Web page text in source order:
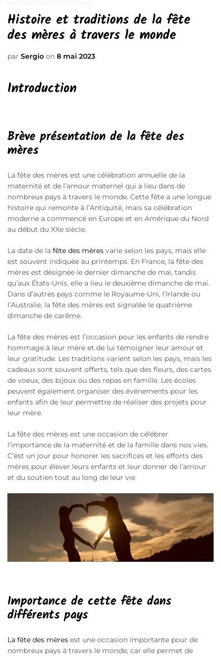
Histoire et traditions de la fête
des mères à travers le monde
par Sergio on 8 mai 2023
Introduction
Brève présentation de la fête des
mères
La fête des mères est une célébration annuelle de la
maternité et de l’amour maternel qui a lieu dans de
nombreux pays à travers le monde. Cette fête a une longue
histoire qui remonte à l’Antiquité, mais sa célébration
moderne a commencé en Europe et en Amérique du Nord
au début du XXe siècle.
La date de la fête des mères varie selon les pays, mais elle
est souvent indiquée au printemps. En France, la fête des
mères est désignée le dernier dimanche de mai, tandis
qu’aux États-Unis, elle a lieu le deuxième dimanche de mai.
Dans d’autres pays comme le Royaume-Uni, l’Irlande ou
l’Australie, la fête des mères est signalée le quatrième
dimanche de carême.
La fête des mères est l’occasion pour les enfants de rendre
hommage à leur mère et de lui témoigner leur amour et
leur gratitude. Les traditions varient selon les pays, mais les
cadeaux sont souvent offerts, tels que des fleurs, des cartes
de voeux, des bijoux ou des repas en famille. Les écoles
peuvent également organiser des événements pour les
enfants afin de leur permettre de réaliser des projets pour
leur mère.
La fête des mères est une occasion de célébrer
l’importance de la maternité et de la famille dans nos vies.
C’est un jour pour honorer les sacrifices et les efforts des
mères pour élever leurs enfants et leur donner de l’amour
et du soutien tout au long de leur vie
Importance de cette fête dans
différents pays
La fête des mères est une occasion importante pour de
nombreux pays à travers le monde, car elle permet de